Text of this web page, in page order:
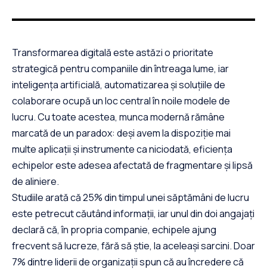
Transformarea digitală este astăzi o prioritate
strategică pentru companiile din întreaga lume, iar
inteligența artificială, automatizarea și soluțiile de
colaborare ocupă un loc central în noile modele de
lucru. Cu toate acestea, munca modernă rămâne
marcată de un paradox: deși avem la dispoziție mai
multe aplicații și instrumente ca niciodată, eficiența
echipelor este adesea afectată de fragmentare și lipsă
de aliniere.
Studiile arată că 25% din timpul unei săptămâni de lucru
este petrecut căutând informații, iar unul din doi angajați
declară că, în propria companie, echipele ajung
frecvent să lucreze, fără să știe, la aceleași sarcini. Doar
7% dintre liderii de organizații spun că au încredere că